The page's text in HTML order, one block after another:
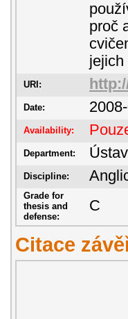
proč
URI:
Date:
Availability:
Department:
Discipline:
Grade for
thesis and
defense:
C
Citace